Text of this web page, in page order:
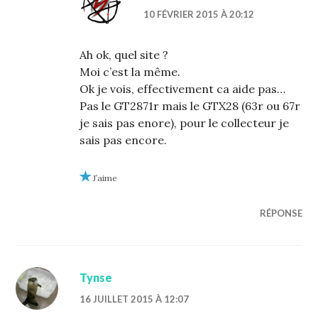
10 FÉVRIER 2015 À 20:12
Ah ok, quel site ?
Moi c’est la même.
Ok je vois, effectivement ca aide pas…
Pas le GT2871r mais le GTX28 (63r ou 67r
je sais pas enore), pour le collecteur je
sais pas encore.
J’aime
RÉPONSE
Tynse
16 JUILLET 2015 À 12:07